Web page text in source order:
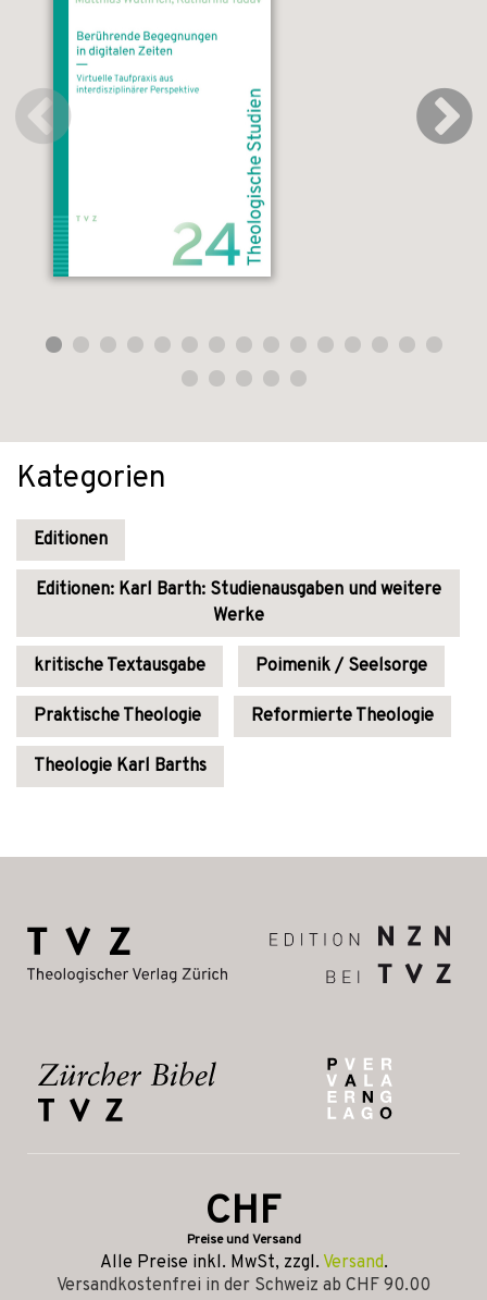
Kategorien
Editionen
Editionen: Karl Barth: Studienausgaben und weitere
Werke
kritische Textausgabe Poimenik / Seelsorge
Praktische Theologie Reformierte Theologie
Theologie Karl Barths
CHF
Preise und Versand
Alle Preise inkl. MwSt, zzgl. Versand.
Versandkostenfrei in der Schweiz ab CHF 90.00